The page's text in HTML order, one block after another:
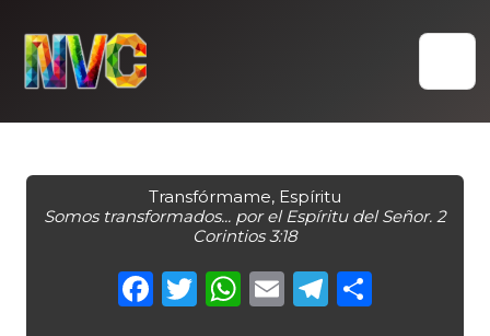
content
Transfórmame, Espíritu
Somos transformados... por el Espíritu del Señor. 2
Corintios 3:18
Facebook
Twitter
WhatsApp
Email